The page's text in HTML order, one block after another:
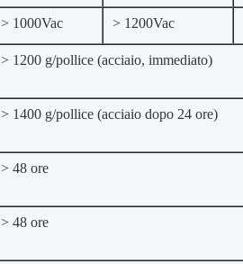
> 1000Vac > 1200Vac
> 1200 g/pollice (acciaio, immediato)
> 1400 g/pollice (acciaio dopo 24 ore)
> 48 ore
> 48 ore